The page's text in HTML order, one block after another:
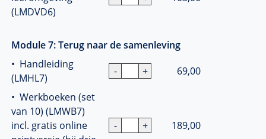
(LMDVD6)
Module 7: Terug naar de samenleving
• Handleiding
(LMHL7)
69,00
• Werkboeken (set
van 10) (LMWB7)
incl. gratis online
189,00